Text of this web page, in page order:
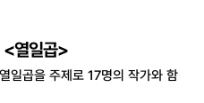
<열일곱>
일곱을 주제로 17명의 작가와 함